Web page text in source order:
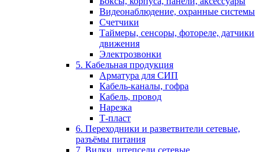
Видеонаблюдение, охранные системы
Счетчики
Таймеры, сенсоры, фотореле, датчики
движения
Электрозвонки
5. Кабельная продукция
Арматура для СИП
Кабель-каналы, гофра
Кабель, провод
Нарезка
Т-пласт
6. Переходники и разветвители сетевые,
разъёмы питания
7. Вилки, штепсели сетевые